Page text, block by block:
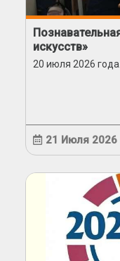
искусств»
20 июля 2026 года...
21 Июля 2026